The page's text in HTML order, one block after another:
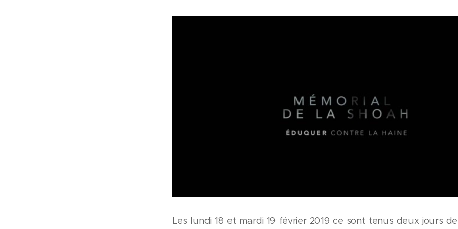
Les lundi 18 et mardi 19 février 2019 ce sont tenus deux jours